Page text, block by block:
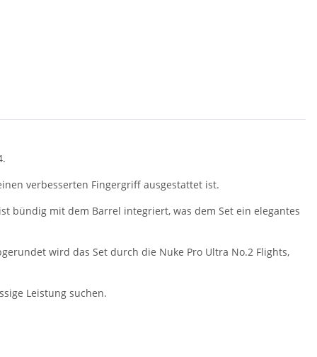
verbesserten Fingergriff ausgestattet ist.
bündig mit dem Barrel integriert, was dem Set ein elegantes
wird das Set durch die Nuke Pro Ultra No.2 Flights,
Leistung suchen.